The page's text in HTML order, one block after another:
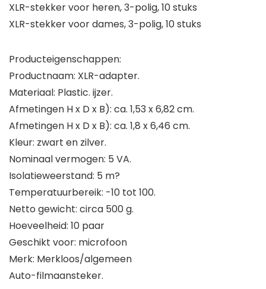
XLR-stekker voor heren, 3-polig, 10 stuks
XLR-stekker voor dames, 3-polig, 10 stuks
Producteigenschappen:
Productnaam: XLR-adapter.
Materiaal: Plastic. ijzer.
Afmetingen H x D x B): ca. 1,53 x 6,82 cm.
Afmetingen H x D x B): ca. 1,8 x 6,46 cm.
Kleur: zwart en zilver.
Nominaal vermogen: 5 VA.
Isolatieweerstand: 5 m?
Temperatuurbereik: -10 tot 100.
Netto gewicht: circa 500 g.
Hoeveelheid: 10 paar
Geschikt voor: microfoon
Merk: Merkloos/algemeen
Auto-filmaansteker.